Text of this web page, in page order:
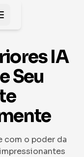
main menu
IA
Seu
com o poder da